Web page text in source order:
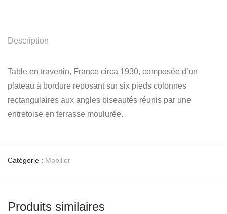
Description
Table en travertin, France circa 1930, composée d’un
plateau à bordure reposant sur six pieds colonnes
rectangulaires aux angles biseautés réunis par une
entretoise en terrasse moulurée.
Catégorie : Mobilier
Produits similaires